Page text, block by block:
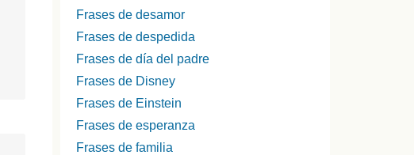
Frases de desamor
Frases de despedida
Frases de día del padre
Frases de Disney
Frases de Einstein
Frases de esperanza
Frases de familia